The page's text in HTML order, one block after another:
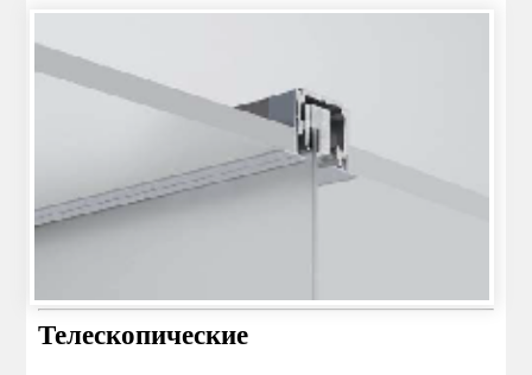
Телескопические